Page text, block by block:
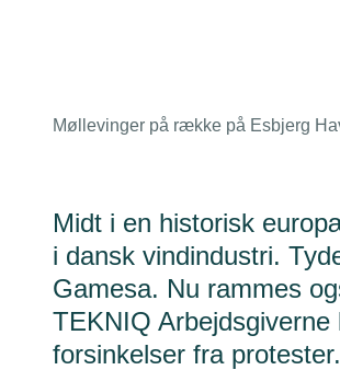
Møllevinger på række på Esbjerg
Midt i en historisk
i dansk vindindustri.
Gamesa. Nu rammes
TEKNIQ
forsinkelser fra protester.